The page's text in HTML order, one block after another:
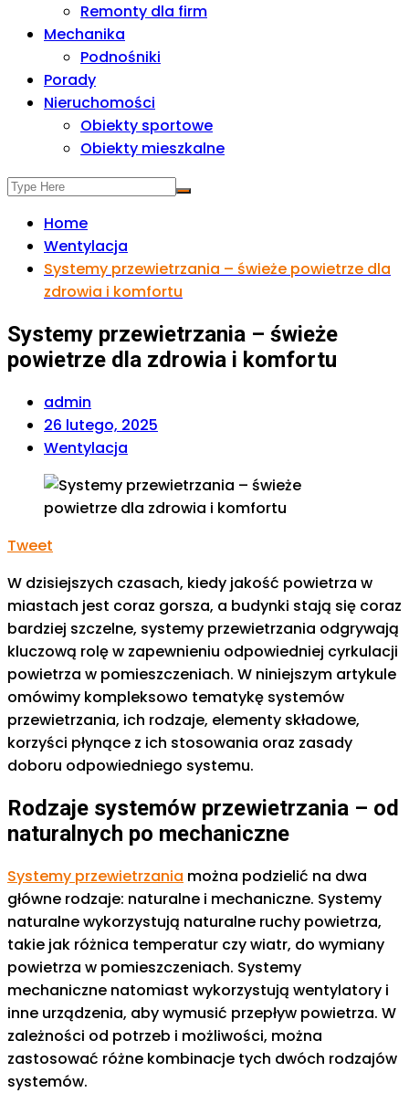
Remonty dla firm
Mechanika
Podnośniki
Porady
Nieruchomości
Obiekty sportowe
Obiekty mieszkalne
Home
Wentylacja
Systemy przewietrzania – świeże powietrze dla
zdrowia i komfortu
Systemy przewietrzania – świeże
powietrze dla zdrowia i komfortu
admin
26 lutego, 2025
Wentylacja
Tweet
W dzisiejszych czasach, kiedy jakość powietrza w
miastach jest coraz gorsza, a budynki stają się coraz
bardziej szczelne, systemy przewietrzania odgrywają
kluczową rolę w zapewnieniu odpowiedniej cyrkulacji
powietrza w pomieszczeniach. W niniejszym artykule
omówimy kompleksowo tematykę systemów
przewietrzania, ich rodzaje, elementy składowe,
korzyści płynące z ich stosowania oraz zasady
doboru odpowiedniego systemu.
Rodzaje systemów przewietrzania – od
naturalnych po mechaniczne
Systemy przewietrzania można podzielić na dwa
główne rodzaje: naturalne i mechaniczne. Systemy
naturalne wykorzystują naturalne ruchy powietrza,
takie jak różnica temperatur czy wiatr, do wymiany
powietrza w pomieszczeniach. Systemy
mechaniczne natomiast wykorzystują wentylatory i
inne urządzenia, aby wymusić przepływ powietrza. W
zależności od potrzeb i możliwości, można
zastosować różne kombinacje tych dwóch rodzajów
systemów.